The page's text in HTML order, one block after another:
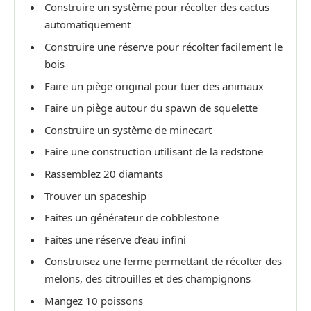
Construire un système pour récolter des cactus
automatiquement
Construire une réserve pour récolter facilement le
bois
Faire un piège original pour tuer des animaux
Faire un piège autour du spawn de squelette
Construire un système de minecart
Faire une construction utilisant de la redstone
Rassemblez 20 diamants
Trouver un spaceship
Faites un générateur de cobblestone
Faites une réserve d’eau infini
Construisez une ferme permettant de récolter des
melons, des citrouilles et des champignons
Mangez 10 poissons